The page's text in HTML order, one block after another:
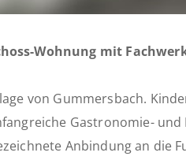
Wohnung mit
von Gummersbach.
Gastronomie-
Anbindung an die